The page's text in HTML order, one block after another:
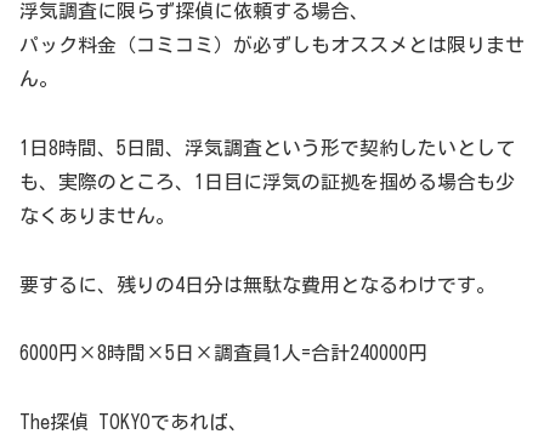
浮気調査に限らず探偵に依頼する場合、
パック料金（コミコミ）が必ずしもオススメとは限りませ
ん。
1日8時間、5日間、浮気調査という形で契約したいとして
も、実際のところ、1日目に浮気の証拠を掴める場合も少
なくありません。
要するに、残りの4日分は無駄な費用となるわけです。
6000円×8時間×5日×調査員1人=合計240000円
The探偵 TOKYOであれば、